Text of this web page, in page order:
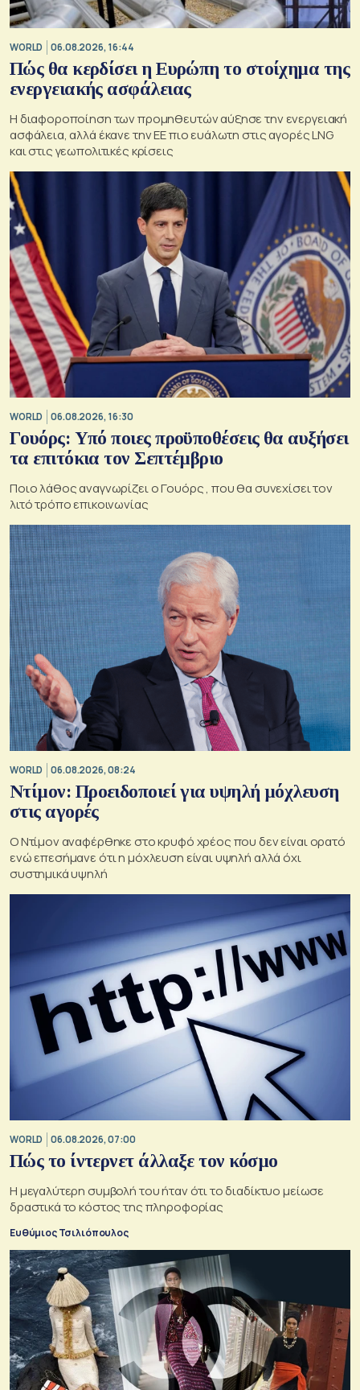
WORLD 06.08.2026, 16:44
Πώς θα κερδίσει η Ευρώπη το στοίχημα της
ενεργειακής ασφάλειας
Η διαφοροποίηση των προμηθευτών αύξησε την ενεργειακή
ασφάλεια, αλλά έκανε την ΕΕ πιο ευάλωτη στις αγορές LNG
και στις γεωπολιτικές κρίσεις
WORLD 06.08.2026, 16:30
Γουόρς: Υπό ποιες προϋποθέσεις θα αυξήσει
τα επιτόκια τον Σεπτέμβριο
Ποιο λάθος αναγνωρίζει ο Γουόρς , που θα συνεχίσει τον
λιτό τρόπο επικοινωνίας
WORLD 06.08.2026, 08:24
Ντίμον: Προειδοποιεί για υψηλή μόχλευση
στις αγορές
Ο Ντίμον αναφέρθηκε στο κρυφό χρέος που δεν είναι ορατό
ενώ επεσήμανε ότι η μόχλευση είναι υψηλή αλλά όχι
συστημικά υψηλή
WORLD 06.08.2026, 07:00
Πώς το ίντερνετ άλλαξε τον κόσμο
Η μεγαλύτερη συμβολή του ήταν ότι το διαδίκτυο μείωσε
δραστικά το κόστος της πληροφορίας
Ευθύμιος Τσιλιόπουλος